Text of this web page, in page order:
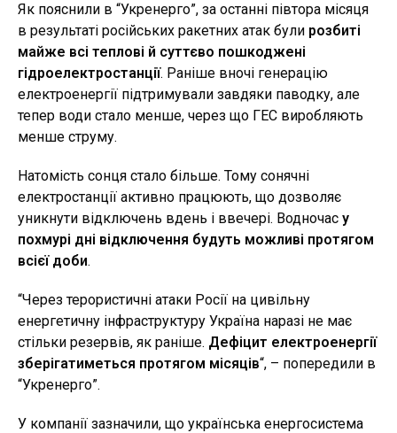
Як пояснили в “Укренерго”, за останні півтора місяця
в результаті російських ракетних атак були розбиті
майже всі теплові й суттєво пошкоджені
гідроелектростанції. Раніше вночі генерацію
електроенергії підтримували завдяки паводку, але
тепер води стало менше, через що ГЕС виробляють
менше струму.
Натомість сонця стало більше. Тому сонячні
електростанції активно працюють, що дозволяє
уникнути відключень вдень і ввечері. Водночас у
похмурі дні відключення будуть можливі протягом
всієї доби.
“Через терористичні атаки Росії на цивільну
енергетичну інфраструктуру Україна наразі не має
стільки резервів, як раніше. Дефіцит електроенергії
зберігатиметься протягом місяців“, – попередили в
“Укренерго”.
У компанії зазначили, що українська енергосистема